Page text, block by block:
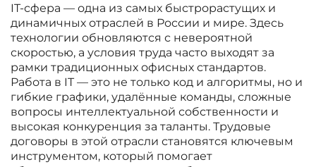
IT-сфера — одна из самых быстрорастущих и
динамичных отраслей в России и мире. Здесь
технологии обновляются с невероятной
скоростью, а условия труда часто выходят за
рамки традиционных офисных стандартов.
Работа в IT — это не только код и алгоритмы, но и
гибкие графики, удалённые команды, сложные
вопросы интеллектуальной собственности и
высокая конкуренция за таланты. Трудовые
договоры в этой отрасли становятся ключевым
инструментом, который помогает